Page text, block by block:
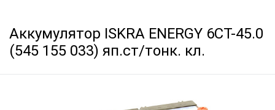
Аккумулятор ISKRA ENERGY 6СТ-45.0
(545 155 033) яп.ст/тонк. кл.